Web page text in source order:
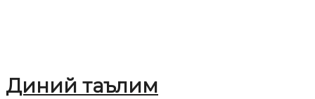
Диний таълим